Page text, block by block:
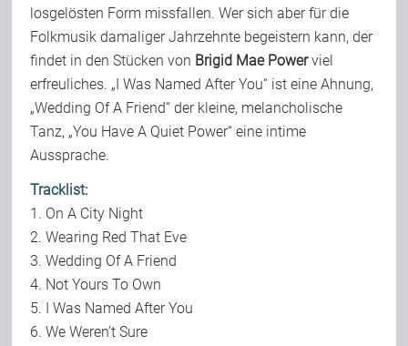
losgelösten Form missfallen. Wer sich aber für die
Folkmusik damaliger Jahrzehnte begeistern kann, der
findet in den Stücken von Brigid Mae Powerviel
erfreuliches. „I Was Named After You“ ist eine Ahnung,
„Wedding Of A Friend“ der kleine, melancholische
Tanz, „You Have A Quiet Power“ eine intime
Aussprache.
Tracklist:
1. On A City Night
2. Wearing Red That Eve
3. Wedding Of A Friend
4. Not Yours To Own
5. I Was Named After You
6. We Weren’t Sure